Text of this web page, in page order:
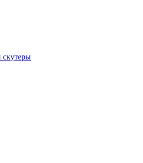
скутеры